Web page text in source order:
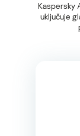
Kaspersky
uključuje